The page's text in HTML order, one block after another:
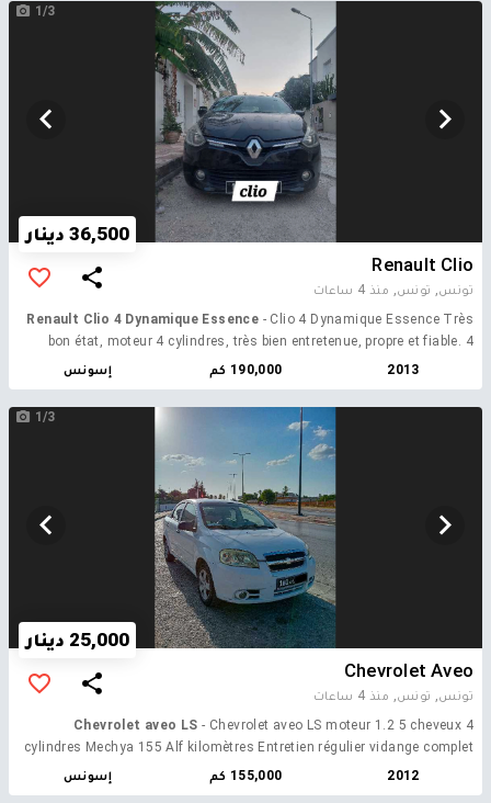
1/3
36,500 دينار
Renault Clio
تونس, تونس, منذ 4 ساعات
Renault Clio 4 Dynamique Essence - Clio 4 Dynamique Essence Très
bon état, moteur 4 cylindres, très bien entretenue, propre et fiable. 4
pneus neufs
2013 190,000 كم إسونس
1/3
25,000 دينار
Chevrolet Aveo
تونس, تونس, منذ 4 ساعات
Chevrolet aveo LS - Chevrolet aveo LS moteur 1.2 5 cheveux 4
cylindres Mechya 155 Alf kilomètres Entretien régulier vidange complet
fait huile GM d'origine et filtre à huile , à air , filtre essance, 4 bougies
2012 155,000 كم إسونس